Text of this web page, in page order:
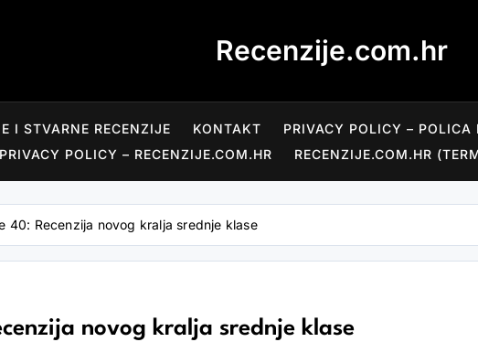
Recenzije.com.hr
I STVARNE RECENZIJE KONTAKT
PRIVACY POLICY – POLICA
PRIVACY POLICY – RECENZIJE.COM.HR
RECENZIJE.COM.HR
40: Recenzija novog kralja srednje klase
novog kralja srednje klase